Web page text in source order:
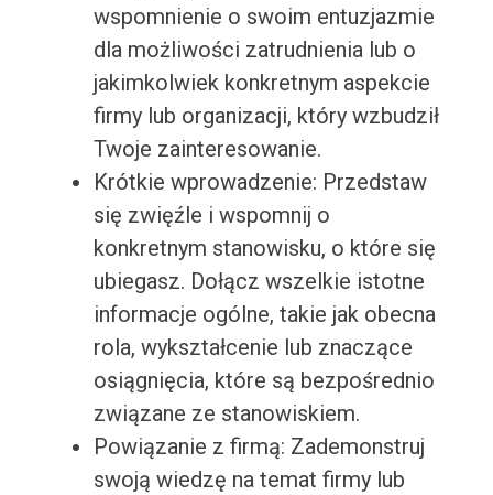
wspomnienie o swoim entuzjazmie
dla możliwości zatrudnienia lub o
jakimkolwiek konkretnym aspekcie
firmy lub organizacji, który wzbudził
Twoje zainteresowanie.
Krótkie wprowadzenie: Przedstaw
się zwięźle i wspomnij o
konkretnym stanowisku, o które się
ubiegasz. Dołącz wszelkie istotne
informacje ogólne, takie jak obecna
rola, wykształcenie lub znaczące
osiągnięcia, które są bezpośrednio
związane ze stanowiskiem.
Powiązanie z firmą: Zademonstruj
swoją wiedzę na temat firmy lub